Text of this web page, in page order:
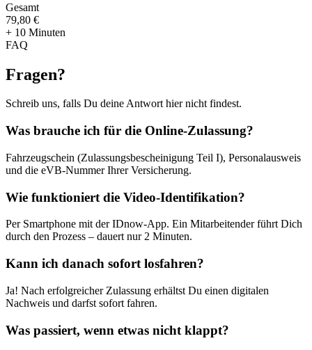
Gesamt
79,80 €
+ 10 Minuten
FAQ
Fragen?
Schreib uns, falls Du deine Antwort hier nicht findest.
Was brauche ich für die Online-Zulassung?
Fahrzeugschein (Zulassungsbescheinigung Teil I), Personalausweis
und die eVB-Nummer Ihrer Versicherung.
Wie funktioniert die Video-Identifikation?
Per Smartphone mit der IDnow-App. Ein Mitarbeitender führt Dich
durch den Prozess – dauert nur 2 Minuten.
Kann ich danach sofort losfahren?
Ja! Nach erfolgreicher Zulassung erhältst Du einen digitalen
Nachweis und darfst sofort fahren.
Was passiert, wenn etwas nicht klappt?